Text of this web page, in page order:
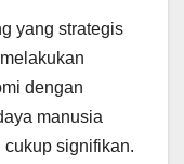
yang strategis
dengan
manusia
signifikan.